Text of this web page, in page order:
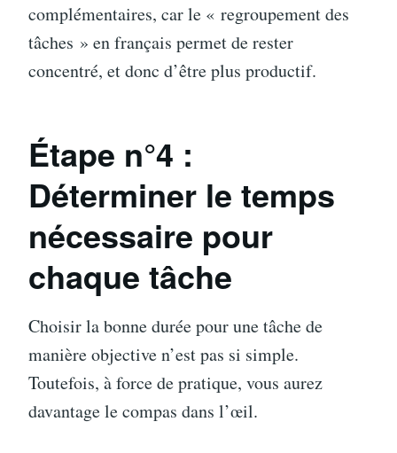
complémentaires, car le « regroupement des
tâches » en français permet de rester
concentré, et donc d’être plus productif.
Étape n°4 :
Déterminer le temps
nécessaire pour
chaque tâche
Choisir la bonne durée pour une tâche de
manière objective n’est pas si simple.
Toutefois, à force de pratique, vous aurez
davantage le compas dans l’œil.